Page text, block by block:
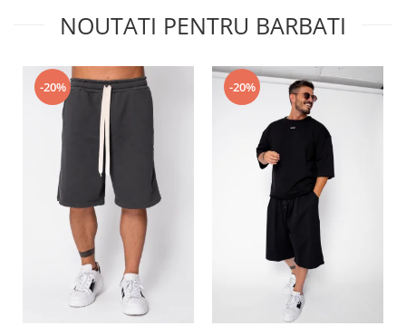
NOUTATI PENTRU BARBATI
-20% -20%